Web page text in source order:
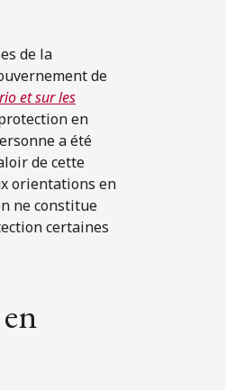
de la
de
et sur les
en
a été
de cette
orientations en
ne constitue
certaines